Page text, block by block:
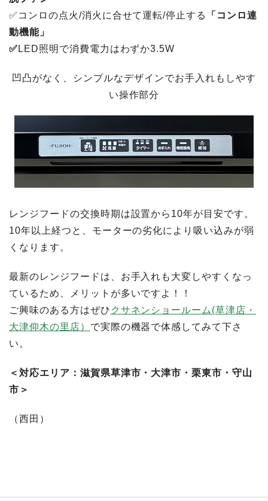
✅コンロの点火/消火に合せて運転/停止する
「コンロ連
動機能」
✅ LED照明で消費電力はわずか3.5W
凹凸がなく、シンプルなデザインでお手入れもしやす
い操作部分
レンジフードの交換時期は設置から10年が目安です。
10年以上経つと、モーターの劣化により吸い込みが弱
くなります。
最新のレンジフードは、お手入れも大変しやすくなっ
ているため、メリットが多いですよ！！
ご興味のある方はぜひ クサネンショールーム(草津店・
大津仰木の里店） で実際の機器で体感してみて下さ
い。
＜対応エリア：滋賀県草津市・大津市・栗東市・守山
市＞
（西田）